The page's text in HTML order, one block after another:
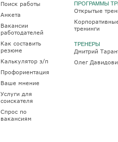
Поиск работы
Анкета
Вакансии
работодателей
Как составить
резюме
Калькулятор з/п
Профориентация
Ваше мнение
Услуги для
соискателя
Спрос по
вакансиям
ПРОГРАММЫ
Открытые
тренинги
ТРЕНЕРЫ
Дмитрий
Олег